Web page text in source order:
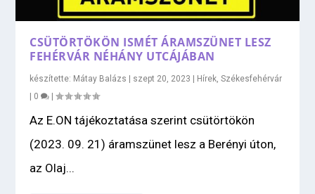
CSÜTÖRTÖKÖN ISMÉT ÁRAMSZÜNET LESZ
FEHÉRVÁR NÉHÁNY UTCÁJÁBAN
készítette: Mátay Balázs szept 20, 2023 Hírek,Székesfehérvár
0 |
Az E.ON tájékoztatása szerint csütörtökön
(2023. 09. 21) áramszünet lesz a Berényi úton,
az Olaj...